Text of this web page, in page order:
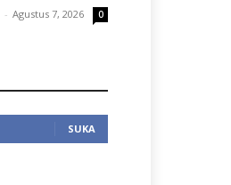
- Agustus 7, 2026 0
SUKA